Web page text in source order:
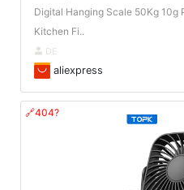
Digital Hanging Scale 50Kg 10g
Kitchen Fi..
DE
aliexpress
🔗404?